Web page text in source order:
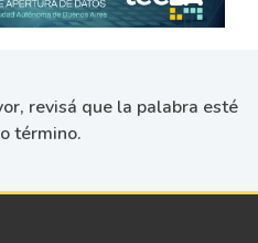
revisá que la palabra esté
término.